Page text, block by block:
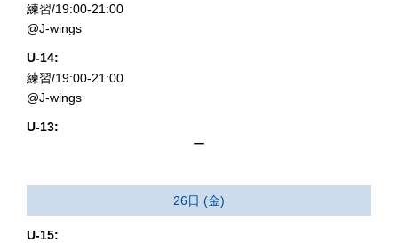
練習/19:00-21:00
@J-wings
U-14:
練習/19:00-21:00
@J-wings
U-13:
ー
26日 (金)
U-15: